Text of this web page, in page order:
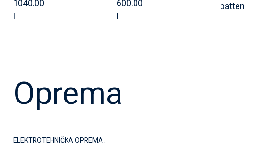
1040.00
l
600.00
l
batten
Oprema
ELEKTROTEHNIČKA OPREMA :